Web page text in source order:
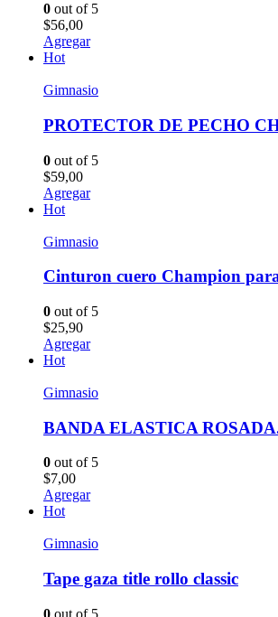
0 out of 5
$56,00
Agregar
Hot
Gimnasio
PROTECTOR DE PECHO
0 out of 5
$59,00
Agregar
Hot
Gimnasio
Cinturon cuero Champion
0 out of 5
$25,90
Agregar
Hot
Gimnasio
BANDA ELASTICA
0 out of 5
$7,00
Agregar
Hot
Gimnasio
Tape gaza title rollo classic
0 out of 5